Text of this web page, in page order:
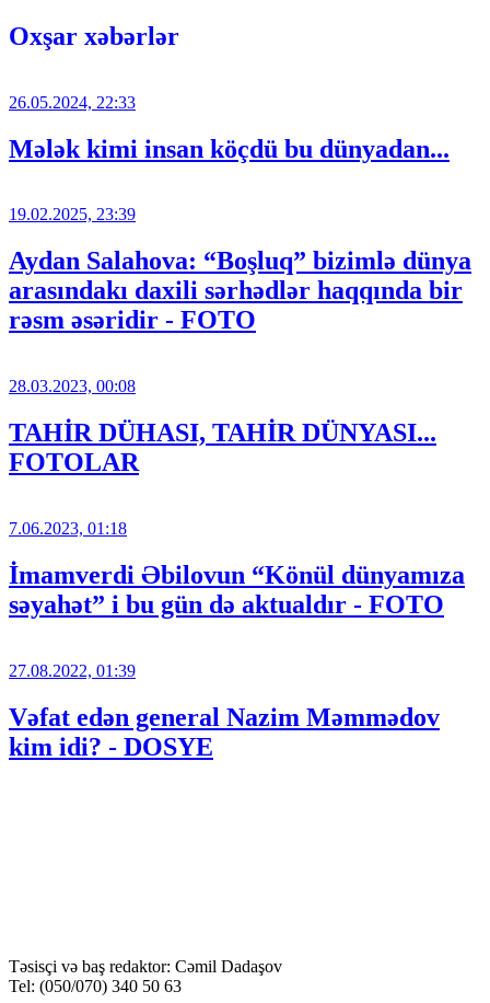
Oxşar xəbərlər
26.05.2024, 22:33
Mələk kimi insan köçdü bu dünyadan...
19.02.2025, 23:39
Aydan Salahova: “Boşluq” bizimlə dünya
arasındakı daxili sərhədlər haqqında bir
rəsm əsəridir - FOTO
28.03.2023, 00:08
TAHİR DÜHASI, TAHİR DÜNYASI...
FOTOLAR
7.06.2023, 01:18
İmamverdi Əbilovun “Könül dünyamıza
səyahət” i bu gün də aktualdır - FOTO
27.08.2022, 01:39
Vəfat edən general Nazim Məmmədov
kim idi? - DOSYE
Təsisçi və baş redaktor: Cəmil Dadaşov
Tel: (050/070) 340 50 63